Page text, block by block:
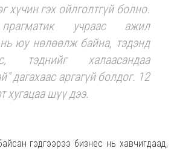
хүчин гэх ойлголтгүй болно.
учраас ажил
юу нөлөөлж байна, тэдэнд
тэднийг халаасандаа
дагахаас аргагүй болдог. 12
хугацаа шүү дээ.
гэдгээрээ бизнес нь хавчигдаад,